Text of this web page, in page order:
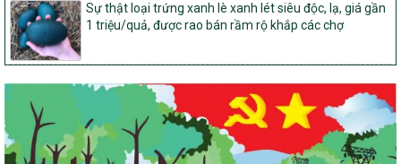
417/QĐ-BNNMT
Phê duyệt Chương trình mục tiêu quốc gia xây dựng nông thôn
mới, giảm nghèo bền vững và phát triển kinh tế – xã hội vùng
đồng bào dân tộc thiểu số và miền núi giai đoạn 2026-2035, giai
đoạn I: Từ năm 2026 đến năm 2030
Nghị quyết số 08/2026/NQ-HĐND
Quy định nguyên tắc, tiêu chí, định mức phân bổ ngân sách trung
Sự thật loại trứng xanh lè xanh lét siêu độc, lạ, giá gần
1 triệu/quả, được rao bán rầm rộ khắp các chợ